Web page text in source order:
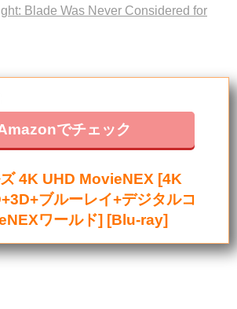
Blade Was Never Considered for
でチェック
4K UHD MovieNEX [4K
ブルーレイ+デジタルコ
ワールド] [Blu-ray]